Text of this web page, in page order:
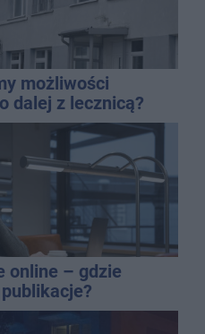
możliwości
dalej z lecznicą?
online – gdzie